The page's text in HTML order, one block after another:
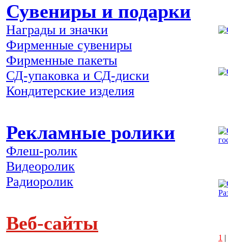
Сувениры и подарки
Награды и значки
Фирменные сувениры
Фирменные пакеты
СД-упаковка и СД-диски
Кондитерские изделия
Рекламные ролики
Флеш-ролик
Видеоролик
Радиоролик
Веб-сайты
1 |